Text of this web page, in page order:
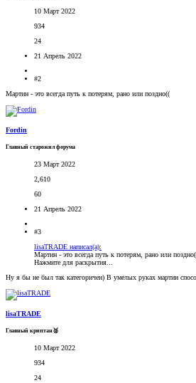
10 Март 2022
934
24
21 Апрель 2022
#2
Мартин - это всегда путь к потерям, рано или поздно((
Fordin
Главный старожил форума
23 Март 2022
2,610
60
21 Апрель 2022
#3
lisaTRADE написал(а):
Мартин - это всегда путь к потерям, рано или
Нажмите для раскрытия...
Ну я бы не был так категоричен) В умелых руках мартин
lisaTRADE
Главный криптан🥈
10 Март 2022
934
24